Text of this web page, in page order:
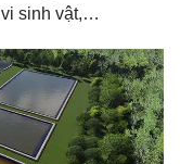
sinh vật,…